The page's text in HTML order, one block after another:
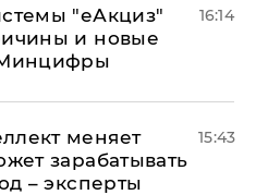
"еАкциз"
и новые
Минцифры
16:14
меняет
зарабатывать
– эксперты
15:43